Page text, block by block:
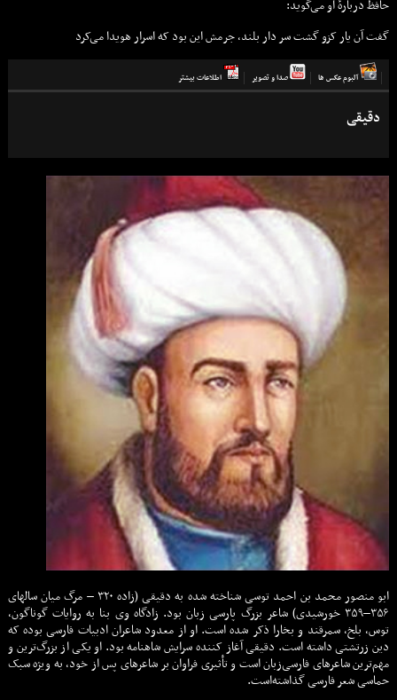
حافظ دربارهٔ او می‌گوید:
گفت آن یار کزو گشت سر دار بلند،جرمش این بود که اسرار هویدا می‌کرد
آلبوم عكس ها صدا و تصوير اطلاعات بيشتر
دقیقی
ابومنصورمحمد بن احمد توسیشناخته شده به دقیقی(زاده ۳۲۰ – مرگمیانسالهای
۳۵۶–۳۵۹ خورشیدی)شاعر بزرگ پارسی زبان بود. زادگاه وی بنا به روایات گوناگون،
توس، بلخ، سمرقند و بخارا ذکر شدهاست.اواز معدود شاعرانادبیات فارسی بودهکه
دین زرتشتیداشتهاست. دقیقیآغازکنندهسرایششاهنامهبود.اویکی از بزرگ‌ترین و
مهم‌ترین شاعرهای فارسی‌زبان است و تأثیری فراوان بر شاعرهای پس از خود، به ویژه سبک
حماسی شعر فارسی گذاشته‌است.